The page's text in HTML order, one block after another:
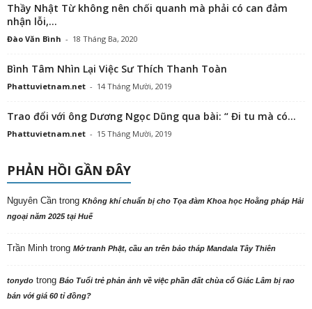
Thầy Nhật Từ không nên chối quanh mà phải có can đảm
nhận lỗi,...
Đào Văn Bình - 18 Tháng Ba, 2020
Bình Tâm Nhìn Lại Việc Sư Thích Thanh Toàn
Phattuvietnam.net - 14 Tháng Mười, 2019
Trao đổi với ông Dương Ngọc Dũng qua bài: “ Đi tu mà có...
Phattuvietnam.net - 15 Tháng Mười, 2019
PHẢN HỒI GẦN ĐÂY
Nguyên Cần trong Không khí chuẩn bị cho Tọa đàm Khoa học Hoằng pháp Hải
ngoại năm 2025 tại Huế
Trần Minh trong Mở tranh Phật, cầu an trên bảo tháp Mandala Tây Thiên
tonydo trong Báo Tuổi trẻ phản ảnh về việc phần đất chùa cổ Giác Lâm bị rao
bán với giá 60 tỉ đồng?